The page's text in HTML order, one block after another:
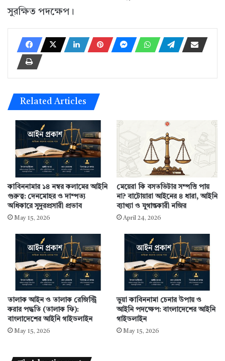
সুরক্ষিত পদক্ষেপ।
Related Articles
কাবিননামার ১৪ নম্বর কলামের আইনি
গুরুত্ব: দেনমোহর ও দাম্পত্য
অধিকারে সুদূরপ্রসারী প্রভাব
May 15, 2026
মেয়েরা কি বসতভিটার সম্পত্তি পায়
না? বাটোয়ারা আইনের ৪ ধারা, আইনি
ব্যাখ্যা ও যুগান্তকারী নজির
April 24, 2026
তালাক আইন ও তালাক রেজিস্ট্রি
করার পদ্ধতি (তালাক ফি):
বাংলাদেশের আইনি গাইডলাইন
May 15, 2026
ভুয়া কাবিননামা চেনার উপায় ও
আইনি পদক্ষেপ: বাংলাদেশের আইনি
গাইডলাইন
May 15, 2026